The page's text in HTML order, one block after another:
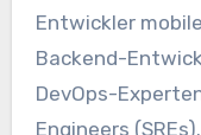
Entwickler
Backend-
DevOps-
Engineers (SREs).